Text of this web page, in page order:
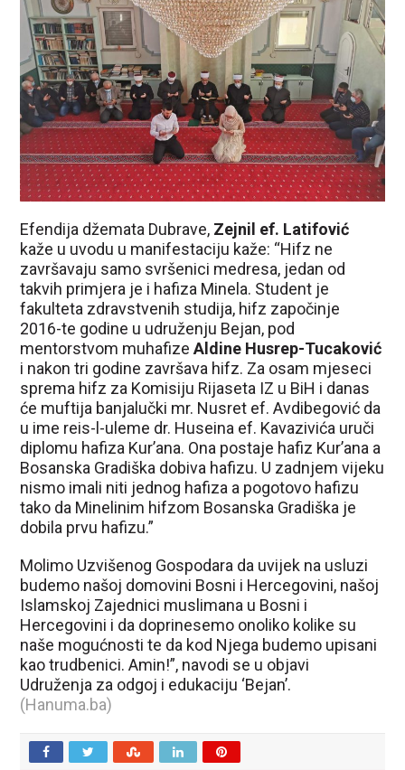
Efendija džemata Dubrave, Zejnil ef. Latifović
kaže u uvodu u manifestaciju kaže: “Hifz ne
završavaju samo svršenici medresa, jedan od
takvih primjera je i hafiza Minela. Student je
fakulteta zdravstvenih studija, hifz započinje
2016-te godine u udruženju Bejan, pod
mentorstvom muhafizeAldine Husrep-Tucaković
i nakon tri godine završava hifz. Za osam mjeseci
sprema hifz za Komisiju Rijaseta IZ u BiH i danas
će muftija banjalučki mr. Nusret ef. Avdibegović da
u ime reis-l-uleme dr. Huseina ef. Kavazivića uruči
diplomu hafiza Kur’ana. Ona postaje hafiz Kur’ana a
Bosanska Gradiška dobiva hafizu. U zadnjem vijeku
nismo imali niti jednog hafiza a pogotovo hafizu
tako da Minelinim hifzom Bosanska Gradiška je
dobila prvu hafizu.”
Molimo Uzvišenog Gospodara da uvijek na usluzi
budemo našoj domovini Bosni i Hercegovini, našoj
Islamskoj Zajednici muslimana u Bosni i
Hercegovini i da doprinesemo onoliko kolike su
naše mogućnosti te da kod Njega budemo upisani
kao trudbenici. Amin!”, navodi se u objavi
Udruženja za odgoj i edukaciju ‘Bejan’.
(Hanuma.ba)